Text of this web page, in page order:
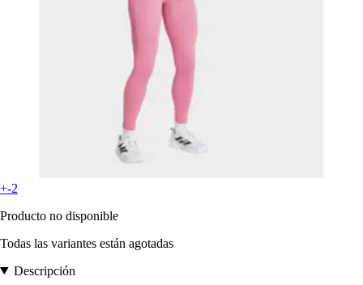
+-2
Producto no disponible
Todas las variantes están agotadas
Descripción